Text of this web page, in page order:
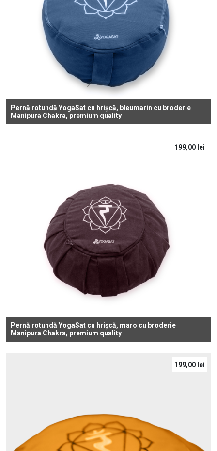
Pernă rotundă YogaSat cu hrișcă, bleumarin cu broderie
Manipura Chakra, premium quality
Pernă rotundă YogaSat cu hrișcă, maro cu broderie
Manipura Chakra, premium quality
199,00 lei
199,00 lei